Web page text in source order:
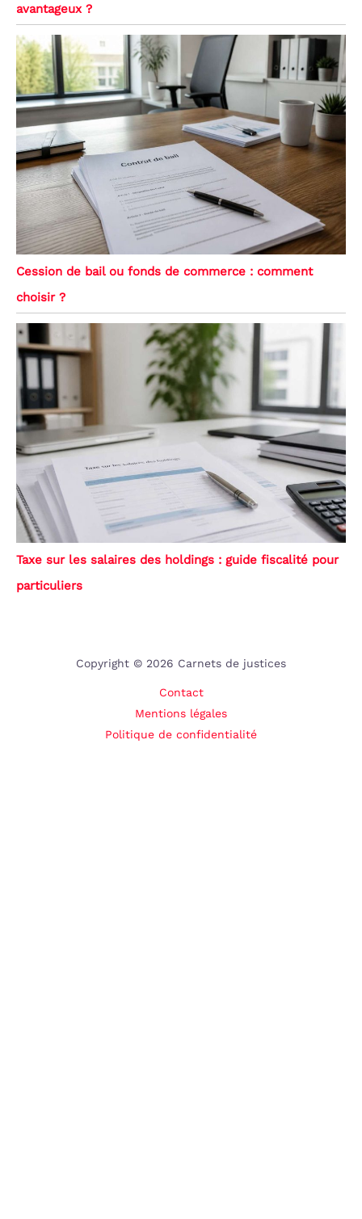
avantageux ?
Cession de bail ou fonds de commerce : comment
choisir ?
Taxe sur les salaires des holdings : guide fiscalité pour
particuliers
Copyright © 2026 Carnets de justices
Contact
Mentions légales
Politique de confidentialité